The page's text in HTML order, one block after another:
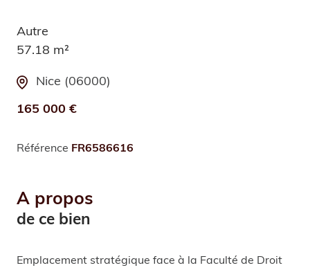
Autre
57.18 m²
Nice (06000)
165 000 €
Référence FR6586616
A propos
de ce bien
Emplacement stratégique face à la Faculté de Droit